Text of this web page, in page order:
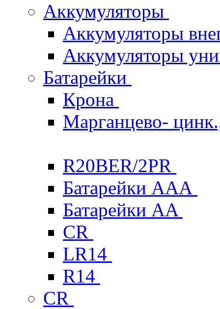
Аккумуляторы
Аккумуляторы
Аккумуляторы
Батарейки
Крона
Марганцево-
R20BER/2PR
Батарейки ААА
Батарейки AA
CR
LR14
R14
CR